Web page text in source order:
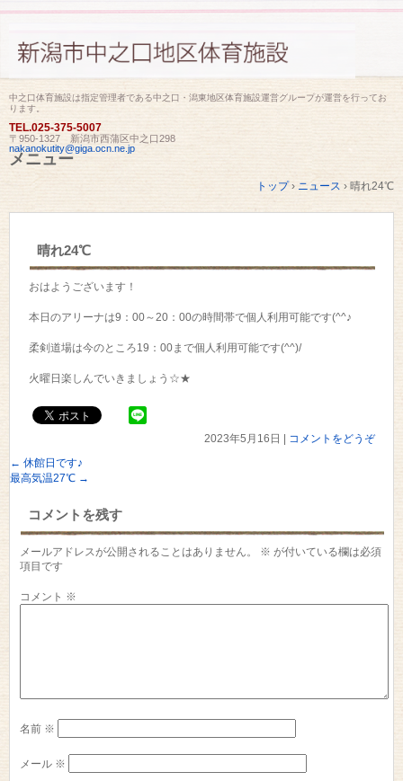
中之口体育施設は指定管理者である中之口・潟東地区体育施設運営グループが運営を行ってお
ります。
TEL.025-375-5007
〒950-1327 新潟市西蒲区中之口298
nakanokutity@giga.ocn.ne.jp
メニュー
トップ › ニュース › 晴れ24℃
晴れ24℃
おはようございます！
本日のアリーナは9：00～20：00の時間帯で個人利用可能です(^^♪
柔剣道場は今のところ19：00まで個人利用可能です(^^)/
火曜日楽しんでいきましょう☆★
2023年5月16日
コメントをどうぞ
← 休館日です♪
最高気温27℃ →
コメントを残す
メールアドレスが公開されることはありません。 ※ が付いている欄は必須
項目です
コメント ※
名前 ※
メール ※